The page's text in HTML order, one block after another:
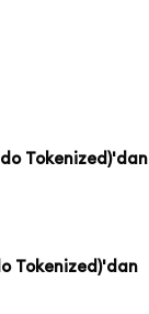
Tokenized)'dan
Tokenized)'dan